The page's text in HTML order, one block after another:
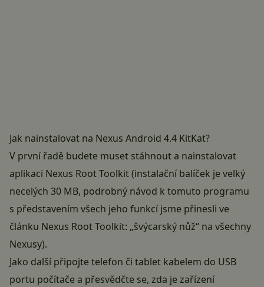
Jak nainstalovat na Nexus Android 4.4 KitKat?
V první řadě budete muset stáhnout a nainstalovat
aplikaci Nexus Root Toolkit(instalační balíček je velký
necelých 30 MB, podrobný návod k tomuto programu
s představením všech jeho funkcí jsme přinesli ve
článku Nexus Root Toolkit: „švýcarský nůž“ na všechny
Nexusy).
Jako další připojte telefon či tablet kabelem do USB
portu počítače a přesvědčte se, zda je zařízení